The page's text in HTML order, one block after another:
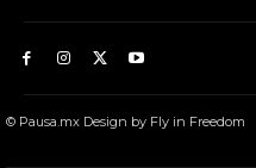
© Pausa.mx Design by Fly in Freedom